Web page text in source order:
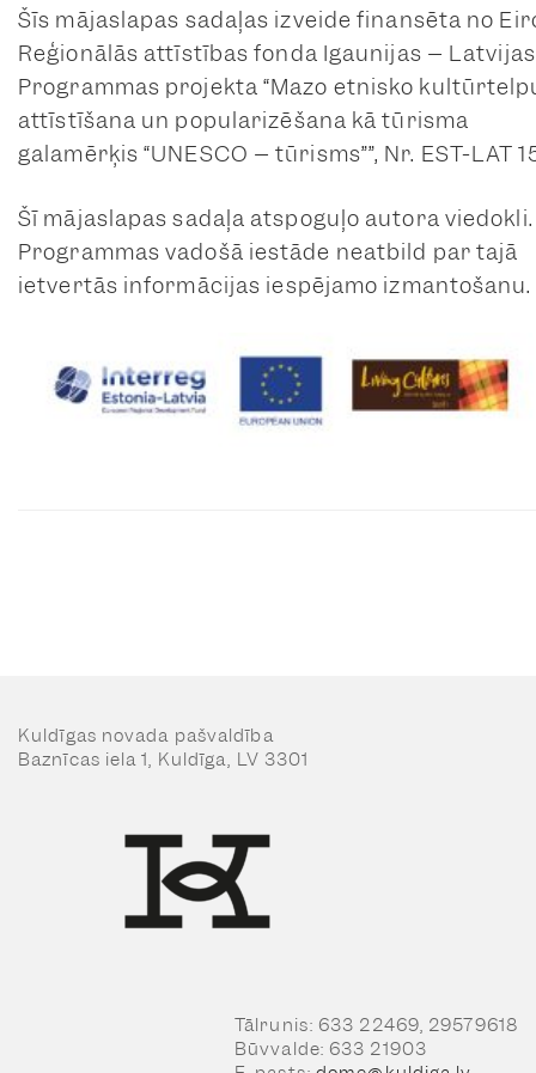
Šīs mājaslapas sadaļas izveide finansēta no
Reģionālās attīstības fonda Igaunijas – Latvijas
Programmas projekta “Mazo etnisko
attīstīšana un popularizēšana kā tūrisma
galamērķis “UNESCO – tūrisms””, Nr. EST-LAT
Šī mājaslapas sadaļa atspoguļo autora viedokli.
Programmas vadošā iestāde neatbild par tajā
ietvertās informācijas iespējamo izmantošanu.
Kuldīgas novada pašvaldība
Baznīcas iela 1, Kuldīga, LV 3301
Tālrunis: 633 22469, 29579618
Būvvalde: 633 21903